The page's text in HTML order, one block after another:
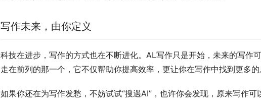
写作未来，由你定义
科技在进步，写作的方式也在不断进化。AL写作只是开始，未来的写作
走在前列的那一个，它不仅帮助你提高效率，更让你在写作中找到更多的
如果你还在为写作发愁，不妨试试“搜遇AI”，也许你会发现，原来写作可